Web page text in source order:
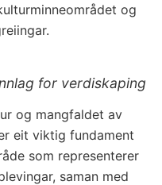
og
for verdiskaping
og mangfaldet av
eit viktig fundament
som representerer
saman med